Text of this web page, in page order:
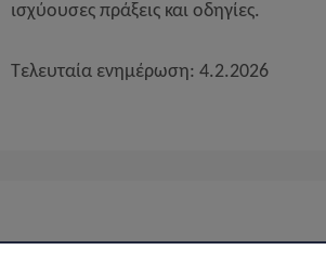
ισχύουσες πράξεις και οδηγίες.
Τελευταία ενημέρωση: 4.2.2026